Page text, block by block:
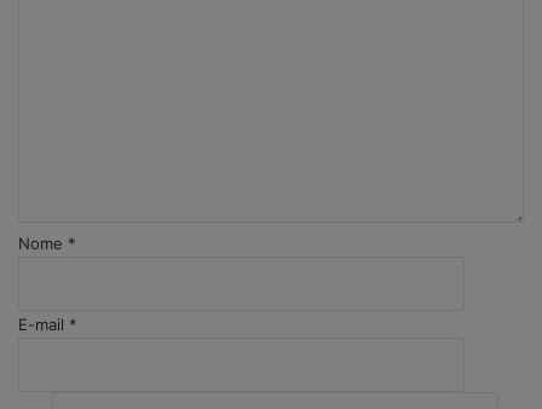
*
Nome *
E-mail *